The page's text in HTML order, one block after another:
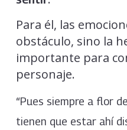
Para él, las
obstáculo, sino la
importante para
personaje.
“Pues siempre a flor
tienen que estar ahí